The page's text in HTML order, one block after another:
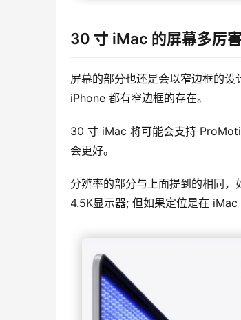
30 寸 iMac 的屏幕多厉害
屏幕的部分也还是会以窄边框的
iPhone 都有窄边框的存在。
30 寸 iMac 将可能会支持
会更好。
分辨率的部分与上面提到的相同
4.5K显示器; 但如果定位是在